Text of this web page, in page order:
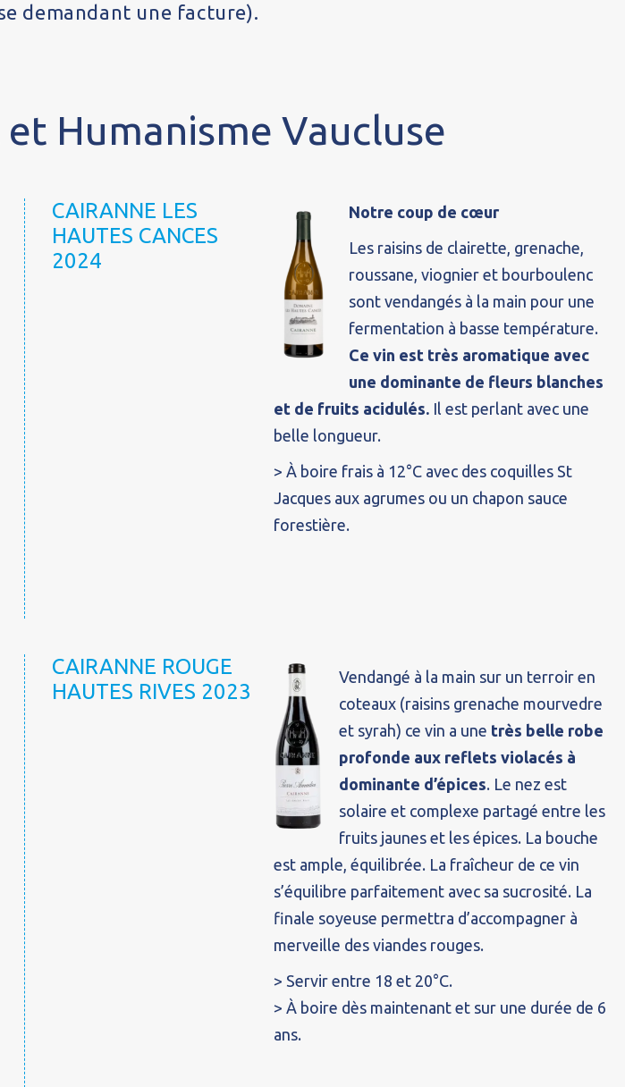
demandant une facture).
Humanisme Vaucluse
CAIRANNE LES
HAUTES CANCES
2024
Notre coup de cœur
Les raisins de clairette, grenache,
roussane, viognier et bourboulenc
sont vendangés à la main pour une
fermentation à basse température.
Ce vin est très aromatique avec
une dominante de fleurs blanches
et de fruits acidulés. Il est perlant avec une
belle longueur.
> À boire frais à 12°C avec des coquilles St
Jacques aux agrumes ou un chapon sauce
forestière.
CAIRANNE ROUGE
HAUTES RIVES 2023
Vendangé à la main sur un terroir en
coteaux (raisins grenache mourvedre
et syrah) ce vin a une très belle robe
profonde aux reflets violacés à
dominante d’épices. Le nez est
solaire et complexe partagé entre les
fruits jaunes et les épices. La bouche
est ample, équilibrée. La fraîcheur de ce vin
s’équilibre parfaitement avec sa sucrosité. La
finale soyeuse permettra d’accompagner à
merveille des viandes rouges.
> Servir entre 18 et 20°C.
> À boire dès maintenant et sur une durée de 6
ans.